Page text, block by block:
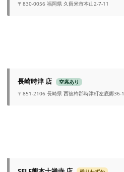
〒830-0056 福岡県 久留米市本山2-7-11
長崎時津 店
空席あり
〒851-2106 長崎県 西彼杵郡時津町左底郷36-1